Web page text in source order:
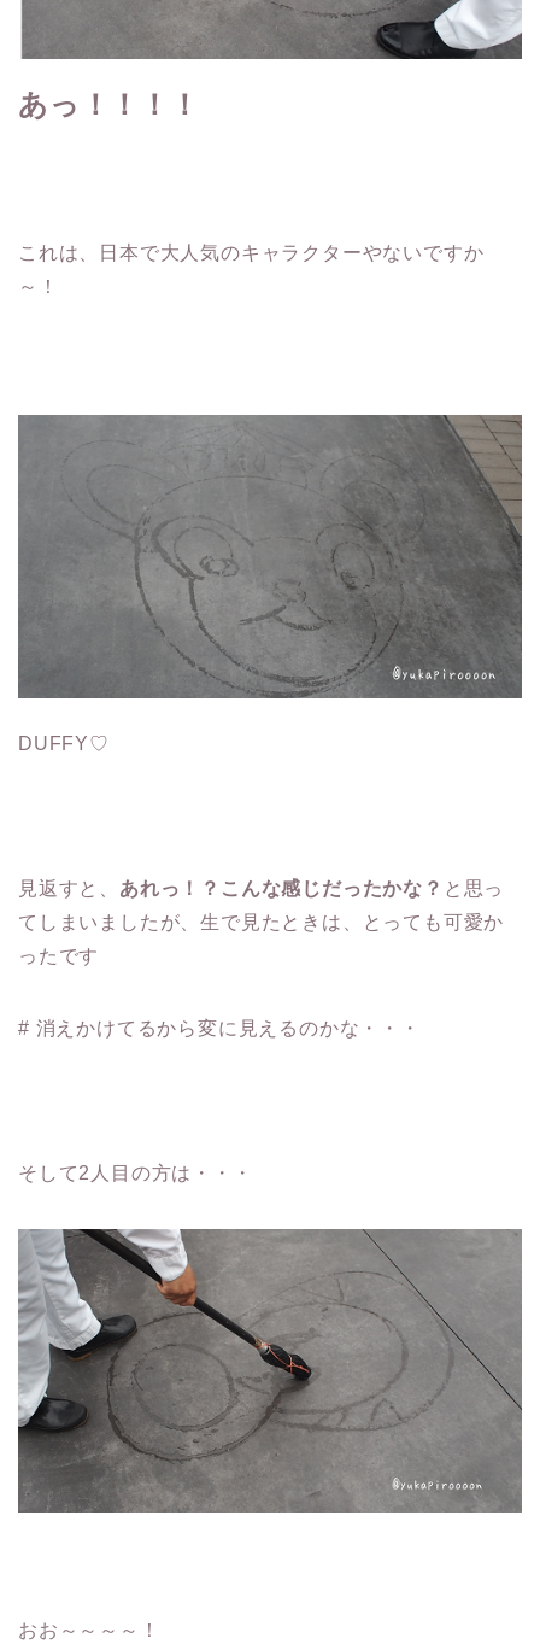
あっ！！！！
これは、日本で大人気のキャラクターやないですか
～！
DUFFY♡
見返すと、 あれっ！？こんな感じだったかな？ と思っ
てしまいましたが、生で見たときは、とっても可愛か
ったです
# 消えかけてるから変に見えるのかな・・・
そして2人目の方は・・・
おお～～～～！